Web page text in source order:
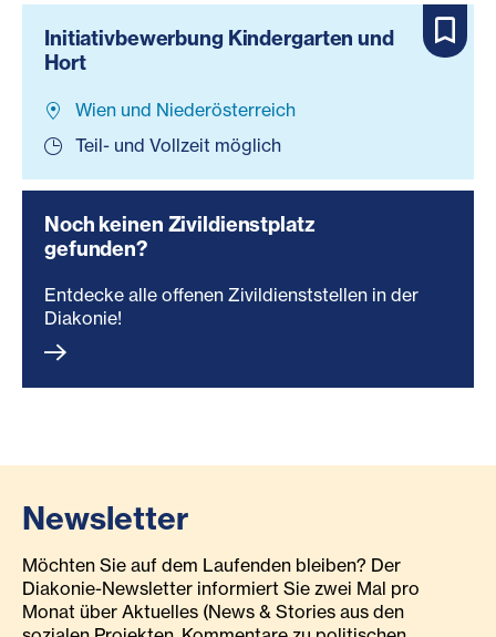
Initiativbewerbung Kindergarten und
Hort
Wien und Niederösterreich
Teil- und Vollzeit möglich
Noch keinen Zivildienstplatz
gefunden?
Entdecke alle offenen Zivildienststellen in der
Diakonie!
Newsletter
Möchten Sie auf dem Laufenden bleiben? Der
Diakonie-Newsletter informiert Sie zwei Mal pro
Monat über Aktuelles (News & Stories aus den